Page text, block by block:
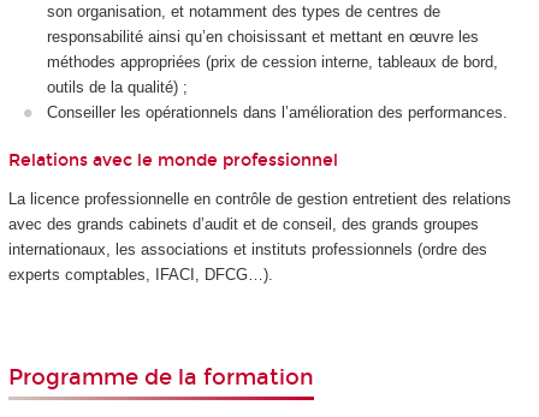
son organisation, et notamment des types de centres de
responsabilité ainsi qu’en choisissant et mettant en œuvre les
méthodes appropriées (prix de cession interne, tableaux de bord,
outils de la qualité) ;
Conseiller les opérationnels dans l’amélioration des performances.
Relations avec le monde professionnel
La licence professionnelle en contrôle de gestion entretient des relations
avec des grands cabinets d’audit et de conseil, des grands groupes
internationaux, les associations et instituts professionnels (ordre des
experts comptables, IFACI, DFCG…).
Programme de la formation